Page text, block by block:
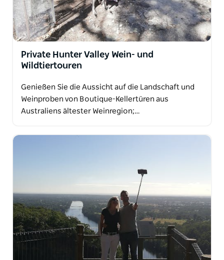
Private Hunter Valley Wein- und
Wildtiertouren
Genießen Sie die Aussicht auf die Landschaft und
Weinproben von Boutique-Kellertüren aus
Australiens ältester Weinregion;…